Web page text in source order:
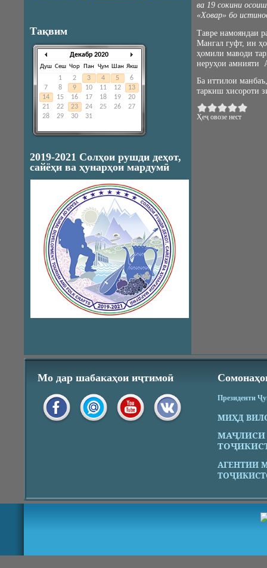
Тақвим
Душ Сеш Чор Пан Ҷум Шан Якш
1 2 3 4 5
6
7
8 9 10 11 12
13
14
15 16 17 18 19
20
21
22 23 24 25 26
27
28
29 30 31
Декабр 2020
2019-2021 Солҳои рушди деҳот,
сайёҳи ва ҳунарҳои мардумӣ
ва 19 сокини
«Ховар» бо
Тавре намояндаи
Мангал гуфт, ин
ҳомили маводи
неруҳои амнияти
Ба иттилои
таркиш хисороти
Ҳеҷ овозе нест
Мо дар шабакаҳои иҷтимоӣ
Президенти
МИҲД
АГЕНТИИ